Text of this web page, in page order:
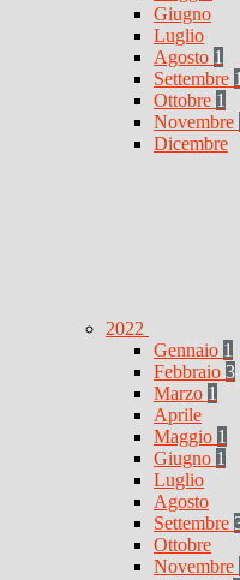
Giugno
Luglio
Agosto 1
Settembre 1
Ottobre 1
Novembre
Dicembre
2022
Gennaio 1
Febbraio 3
Marzo 1
Aprile
Maggio 1
Giugno 1
Luglio
Agosto
Settembre
Ottobre
Novembre